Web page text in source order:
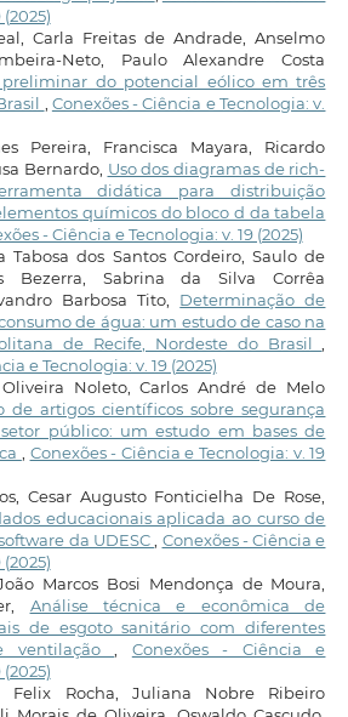
Carla Freitas de Andrade, Anselmo
Neto, Paulo Alexandre Costa
preliminar do potencial eólico em três
Conexões - Ciência e Tecnologia: v.
Pereira, Francisca Mayara, Ricardo
Bernardo, Uso dos diagramas de rich-
didática para distribuição
químicos do bloco d da tabela
- Ciência e Tecnologia: v. 19 (2025)
Tabosa dos Santos Cordeiro, Saulo de
Bezerra, Sabrina da Silva Corrêa
Barbosa Tito, Determinação de
de água: um estudo de caso na
de Recife, Nordeste do Brasil
e Tecnologia: v. 19 (2025)
Noleto, Carlos André de Melo
de artigos científicos sobre segurança
público: um estudo em bases de
Conexões - Ciência e Tecnologia: v. 19
Cesar Augusto Fonticielha De Rose,
educacionais aplicada ao curso de
da UDESC
Conexões - Ciência e
Marcos Bosi Mendonça de Moura,
Análise técnica e econômica de
de esgoto sanitário com diferentes
ventilação
Conexões - Ciência e
Felix Rocha, Juliana Nobre Ribeiro